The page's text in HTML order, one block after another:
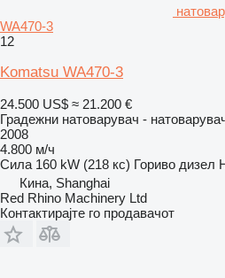
WA470-3
12
Komatsu WA470-3
24.500 US$ ≈ 21.200 €
Градежни натоварувач -
2008
4.800 м/ч
Сила 160 kW (218 кс) Гориво дизел
Кина, Shanghai
Red Rhino Machinery Ltd
Контактирајте го продавачот